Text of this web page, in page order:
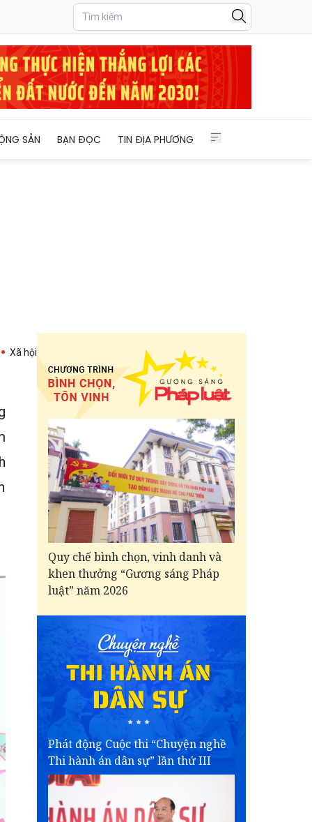
SẢN BẠN ĐỌC TIN ĐỊA PHƯƠNG
Xã hội
Quy chế bình chọn, vinh danh và
khen thưởng “Gương sáng Pháp
luật” năm 2026
Phát động Cuộc thi “Chuyện nghề
Thi hành án dân sự” lần thứ III